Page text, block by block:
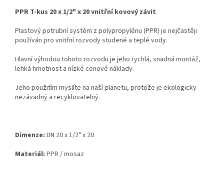
PPR T-kus 20 x 1/2" x 20 vnitřní kovový závit
Plastový potrubní systém z polypropylénu (PPR) je nejčastěji
používán pro vnitřní rozvody studené a teplé vody.
Hlavní výhodou tohoto rozvodu je jeho rychlá, snadná montáž,
lehká hmotnost a nízké cenové náklady.
Jeho použitím myslíte na naší planetu, protože je ekologicky
nezávadný a recyklovatelný.
Dimenze: DN 20 x 1/2" x 20
Materiál: PPR / mosaz